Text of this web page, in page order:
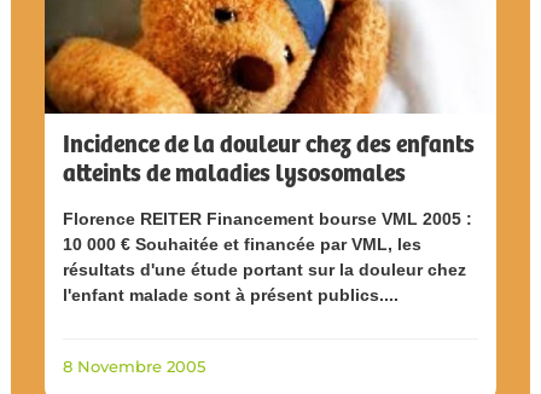
Incidence de la douleur chez des enfants
atteints de maladies lysosomales
Florence REITER Financement bourse VML 2005 :
10 000 € Souhaitée et financée par VML, les
résultats d'une étude portant sur la douleur chez
l'enfant malade sont à présent publics....
8 Novembre 2005